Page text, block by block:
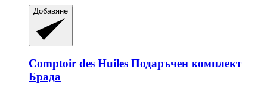
Добавяне
Comptoir des Huiles Подаръчен комплект
Брада